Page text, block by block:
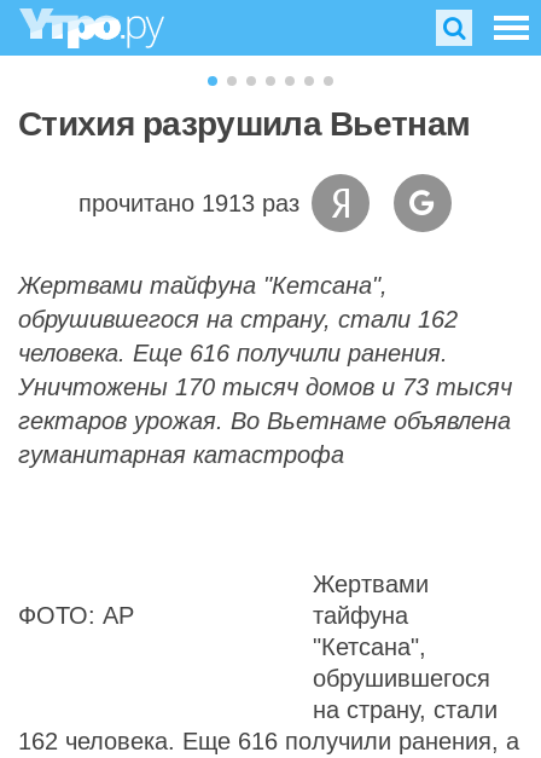
Стихия разрушила Вьетнам
прочитано 1913 раз
Жертвами тайфуна "Кетсана",
обрушившегося на страну, стали 162
человека. Еще 616 получили ранения.
Уничтожены 170 тысяч домов и 73 тысяч
гектаров урожая. Во Вьетнаме объявлена
гуманитарная катастрофа
ФОТО: АР
Жертвами
тайфуна
"Кетсана",
обрушившегося
на страну, стали
162 человека. Еще 616 получили ранения, а